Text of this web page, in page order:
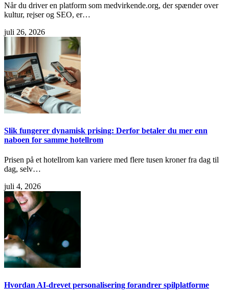
Når du driver en platform som medvirkende.org, der spænder over
kultur, rejser og SEO, er…
juli 26, 2026
Slik fungerer dynamisk prising: Derfor betaler du mer enn
naboen for samme hotellrom
Prisen på et hotellrom kan variere med flere tusen kroner fra dag til
dag, selv…
juli 4, 2026
Hvordan AI-drevet personalisering forandrer spilplatforme